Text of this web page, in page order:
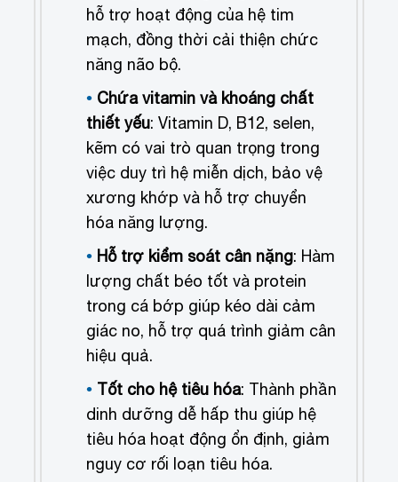
hỗ trợ hoạt động của hệ tim
mạch, đồng thời cải thiện chức
năng não bộ.
Chứa vitamin và khoáng chất
thiết yếu: Vitamin D, B12, selen,
kẽm có vai trò quan trọng trong
việc duy trì hệ miễn dịch, bảo vệ
xương khớp và hỗ trợ chuyển
hóa năng lượng.
Hỗ trợ kiểm soát cân nặng: Hàm
lượng chất béo tốt và protein
trong cá bớp giúp kéo dài cảm
giác no, hỗ trợ quá trình giảm cân
hiệu quả.
Tốt cho hệ tiêu hóa: Thành phần
dinh dưỡng dễ hấp thu giúp hệ
tiêu hóa hoạt động ổn định, giảm
nguy cơ rối loạn tiêu hóa.